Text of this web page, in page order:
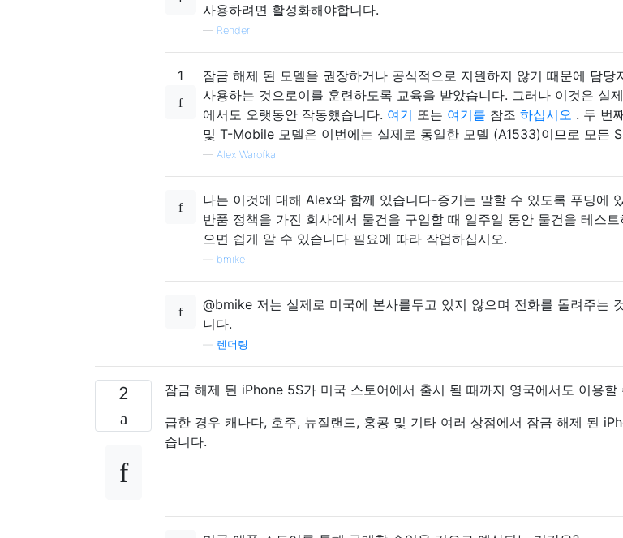
사용하려면 활성화해야합니다.
— Render
1
잠금 해제 된 모델을 권장하거나 공식적으로 지원하지 않기 때문에 담당
사용하는 것으로이를 훈련하도록 교육을 받았습니다. 그러나 이것은 실
에서도 오랫동안 작동했습니다. 여기 또는 여기를 참조 하십시오 . 두 번
및 T-Mobile 모델은 이번에는 실제로 동일한 모델 (A1533)이므로 모든
— Alex Warofka
나는 이것에 대해 Alex와 함께 있습니다-증거는 말할 ​​수 있도록 푸딩에
반품 정책을 가진 회사에서 물건을 구입할 때 일주일 동안 물건을 테스
으면 쉽게 알 수 있습니다 필요에 따라 작업하십시오.
bmike
@bmike 저는 실제로 미국에 본사를두고 있지 않으며 전화를 돌려주는
니다.
렌더링
2
잠금 해제 된 iPhone 5S가 미국 스토어에서 출시 될 때까지 영국에서도 이용할
급한 경우 캐나다, 호주, 뉴질랜드, 홍콩 및 기타 여러 상점에서 잠금 해제 된
습니다.